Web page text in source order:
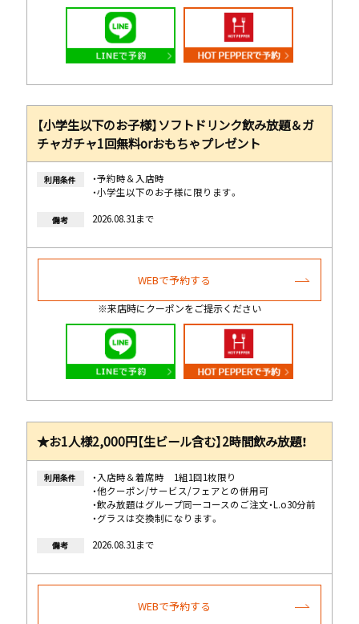
【小学生以下のお子様】ソフトドリンク飲み放題＆ガ
チャガチャ1回無料orおもちゃプレゼント
利用条件
・予約時＆入店時
・小学生以下のお子様に限ります。
備考 2026.08.31まで
WEBで予約する
※来店時にクーポンをご提示ください
★お1人様2,000円【生ビール含む】2時間飲み放題！
利用条件
・入店時＆着席時 1組1回1枚限り
・他クーポン/サービス/フェアとの併用可
・飲み放題はグループ同一コースのご注文・L.o30分前
・グラスは交換制になります。
備考 2026.08.31まで
WEBで予約する